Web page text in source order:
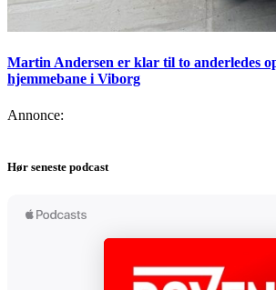
Martin Andersen er klar til to anderledes
hjemmebane i Viborg
Annonce:
Hør seneste podcast